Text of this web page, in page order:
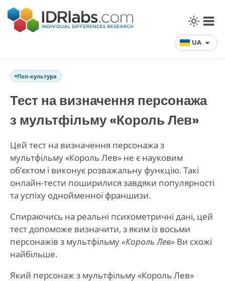
UA
Поп-культура
Тест на визначення персонажа
з мультфільму «Король Лев»
Цей тест на визначення персонажа з
мультфільму «Король Лев» не є науковим
об’єктом і виконує розважальну функцію. Такі
онлайн-тести поширилися завдяки популярності
та успіху однойменної франшизи.
Спираючись на реальні психометричні дані, цей
тест допоможе визначити, з яким із восьми
персонажів з мультфільму«Король Лев»Ви схожі
найбільше.
Який персонаж з мультфільму «Король Лев»